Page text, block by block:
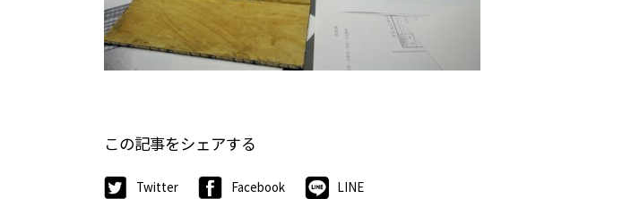
この記事をシェアする
Twitter Facebook LINE